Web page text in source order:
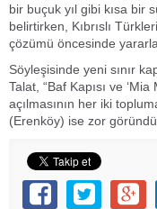
bir buçuk yıl gibi kısa bir
belirtirken, Kıbrıslı
çözümü öncesinde
Söyleşisinde yeni sınır
Talat, “Baf Kapısı ve
açılmasının her iki
(Erenköy) ise zor